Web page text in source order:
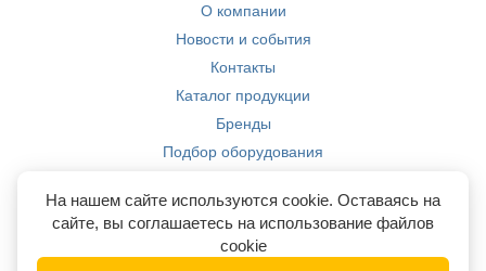
О компании
Новости и события
Контакты
Каталог продукции
Бренды
Подбор оборудования
Компетенции
На нашем сайте используются cookie. Оставаясь на
сайте, вы соглашаетесь на использование файлов
cookie